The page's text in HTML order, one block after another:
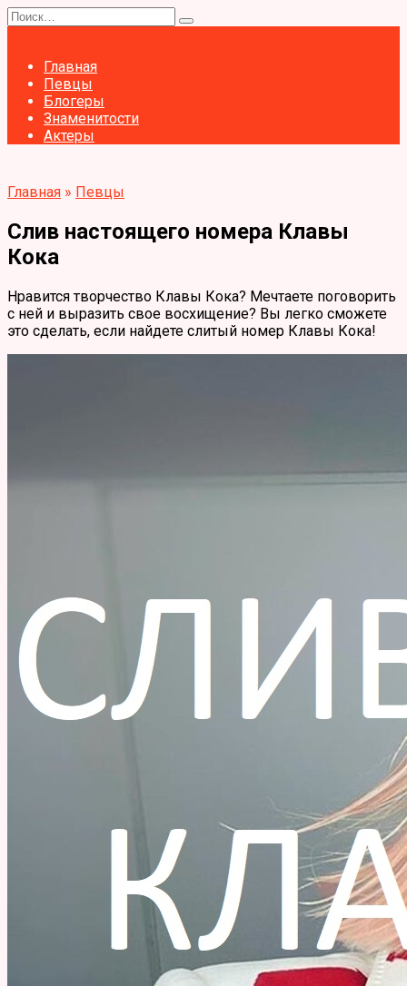
Перейти
к
Search
for:
Главная
Певцы
Блогеры
Знаменитости
Актеры
Главная » Певцы
Слив настоящего номера Клавы
Кока
Нравится творчество Клавы Кока? Мечтаете поговорить
с ней и выразить свое восхищение? Вы легко сможете
это сделать, если найдете слитый номер Клавы Кока!